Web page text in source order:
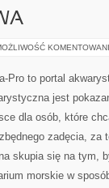
Pro to portal
jest
dla osób, które
zadęcia, za
skupia się na tym,
morskie w